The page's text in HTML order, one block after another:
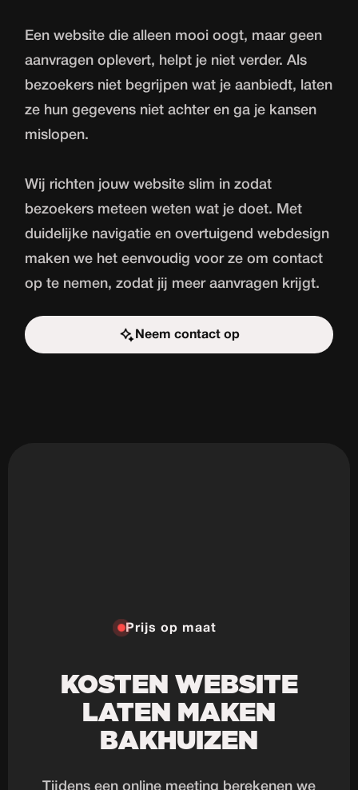
Een website die alleen mooi oogt, maar geen
aanvragen oplevert, helpt je niet verder. Als
bezoekers niet begrijpen wat je aanbiedt, laten
ze hun gegevens niet achter en ga je kansen
mislopen.
Wij richten jouw website slim in zodat
bezoekers meteen weten wat je doet. Met
duidelijke navigatie en overtuigend webdesign
maken we het eenvoudig voor ze om contact
op te nemen, zodat jij meer aanvragen krijgt.
Neem contact op
Start de uitdaging
Prijs op maat
KOSTEN WEBSITE
LATEN MAKEN
BAKHUIZEN
Tijdens een online meeting berekenen we